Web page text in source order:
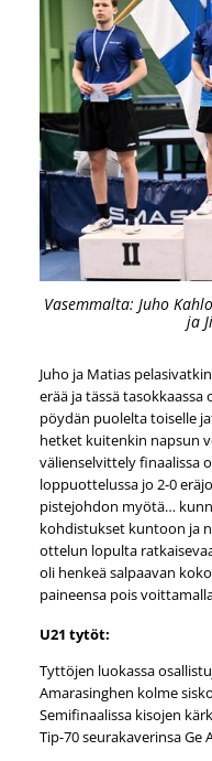
Vasemmalta: Juho
ja
Juho ja Matias
erää ja tässä
pöydän puolelta toiselle
hetket kuitenkin napsun
välienselvittely finaalissa
loppuottelussa jo 2-0
pistejohdon myötä…
kohdistukset kuntoon ja
ottelun lopulta
oli henkeä salpaavan
paineensa pois
U21 tytöt:
Tyttöjen luokassa
Amarasinghen kolme
Semifinaalissa kisojen
Tip-70 seurakaverinsa